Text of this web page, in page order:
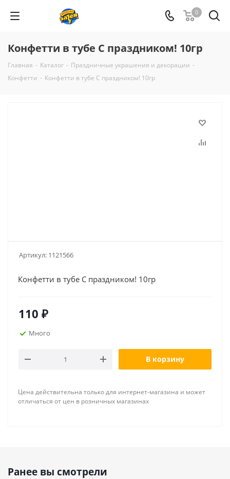
0
Конфетти в тубе С праздником! 10гр
Главная - Каталог - Праздничные украшения и декорации -
Конфетти - Конфетти в тубе С праздником! 10гр
Артикул: 1121566
Конфетти в тубе С праздником! 10гр
110 ₽
Много
В корзину
Цена действительна только для интернет-магазина и может
отличаться от цен в розничных магазинах
Ранее вы смотрели